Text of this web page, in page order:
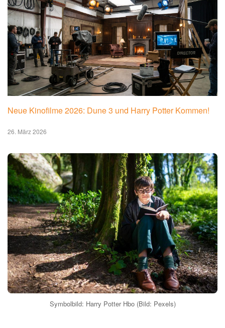
Neue Kinofilme 2026: Dune 3 und Harry Potter Kommen!
26. März 2026
Symbolbild: Harry Potter Hbo (Bild: Pexels)